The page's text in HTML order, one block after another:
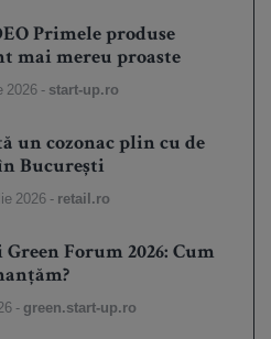
Primele produse
mai mereu proaste
2026 - start-up.ro
un cozonac plin cu de
București
2026 - retail.ro
Forum 2026: Cum
- green.start-up.ro